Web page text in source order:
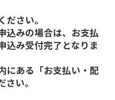
ださい。
込みの場合は、お支払
込み受付完了となりま
にある「お支払い・配
い。